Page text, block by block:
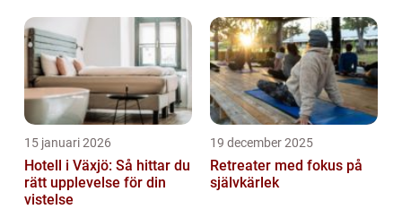
15 januari 2026
Hotell i Växjö: Så hittar du
rätt upplevelse för din
vistelse
19 december 2025
Retreater med fokus på
självkärlek